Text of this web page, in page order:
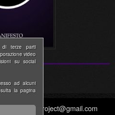
di terze parti
video
su social
ad alcuni
la pagina